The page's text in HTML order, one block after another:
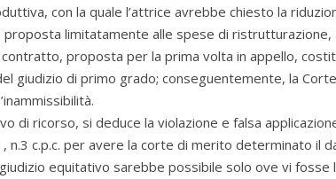
con la quale l’attrice avrebbe chiesto la
limitatamente alle spese di ristrutturazione,
proposta per la prima volta in appello,
giudizio di primo grado; conseguentemente, la
di ricorso, si deduce la violazione e falsa
n.3 c.p.c. per avere la corte di merito determinato il
equitativo sarebbe possibile solo ove vi fosse